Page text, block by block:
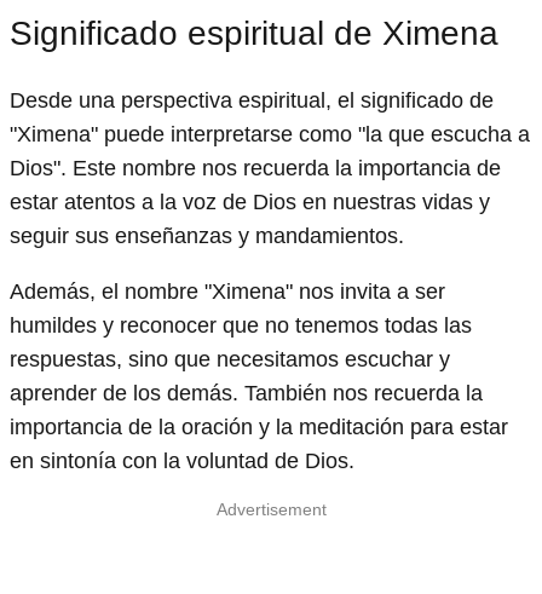
Significado espiritual de Ximena
Desde una perspectiva espiritual, el significado de
"Ximena" puede interpretarse como "la que escucha a
Dios". Este nombre nos recuerda la importancia de
estar atentos a la voz de Dios en nuestras vidas y
seguir sus enseñanzas y mandamientos.
Además, el nombre "Ximena" nos invita a ser
humildes y reconocer que no tenemos todas las
respuestas, sino que necesitamos escuchar y
aprender de los demás. También nos recuerda la
importancia de la oración y la meditación para estar
en sintonía con la voluntad de Dios.
Advertisement